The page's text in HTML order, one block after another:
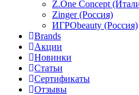
Z.One Concept
Zinger (Россия)
ИГРОbeauty (Россия)
Brands
Акции
Новинки
Статьи
Сертификаты
Отзывы